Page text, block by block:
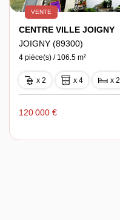
VENTE
CENTRE VILLE JOIGNY
JOIGNY (89300)
4 pièce(s) / 106.5 m²
x 2 x 4 x 2
120 000 €